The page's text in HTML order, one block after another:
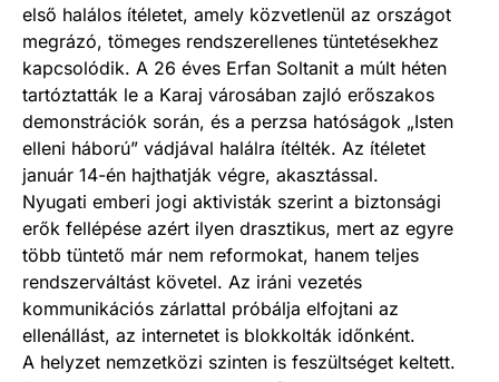
első halálos ítéletet, amely közvetlenül az országot
megrázó, tömeges rendszerellenes tüntetésekhez
kapcsolódik. A 26 éves Erfan Soltanit a múlt héten
tartóztatták le a Karaj városában zajló erőszakos
demonstrációk során, és a perzsa hatóságok „Isten
elleni háború” vádjával halálra ítélték. Az ítéletet
január 14-én hajthatják végre, akasztással.
Nyugati emberi jogi aktivisták szerint a biztonsági
erők fellépése azért ilyen drasztikus, mert az egyre
több tüntető már nem reformokat, hanem teljes
rendszerváltást követel. Az iráni vezetés
kommunikációs zárlattal próbálja elfojtani az
ellenállást, az internetet is blokkolták időnként.
A helyzet nemzetközi szinten is feszültséget keltett.